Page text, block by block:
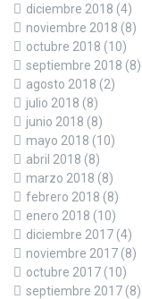
diciembre 2018 (4)
noviembre 2018 (8)
octubre 2018 (10)
septiembre 2018 (8)
agosto 2018 (2)
julio 2018 (8)
junio 2018 (8)
mayo 2018 (10)
abril 2018 (8)
marzo 2018 (8)
febrero 2018 (8)
enero 2018 (10)
diciembre 2017 (4)
noviembre 2017 (8)
octubre 2017 (10)
septiembre 2017 (8)